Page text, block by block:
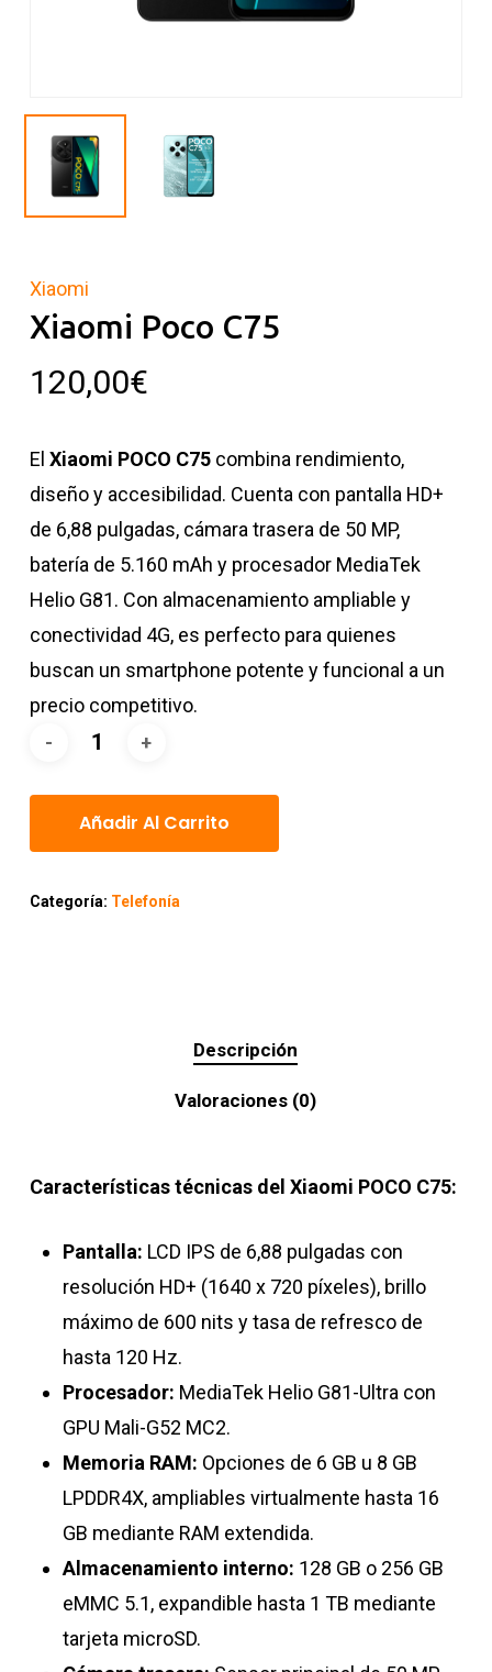
Xiaomi
Xiaomi Poco C75
120,00€
El Xiaomi POCO C75combina rendimiento,
diseño y accesibilidad. Cuenta con pantalla HD+
de 6,88 pulgadas, cámara trasera de 50 MP,
batería de 5.160 mAh y procesador MediaTek
Helio G81. Con almacenamiento ampliable y
conectividad 4G, es perfecto para quienes
buscan un smartphone potente y funcional a un
precio competitivo.
Añadir Al Carrito
Categoría: Telefonía
Descripción
Valoraciones (0)
Características técnicas del Xiaomi POCO C75:
Pantalla: LCD IPS de 6,88 pulgadas con
resolución HD+ (1640 x 720 píxeles), brillo
máximo de 600 nits y tasa de refresco de
hasta 120 Hz.
Procesador: MediaTek Helio G81-Ultra con
GPU Mali-G52 MC2.
Memoria RAM: Opciones de 6 GB u 8 GB
LPDDR4X, ampliables virtualmente hasta 16
GB mediante RAM extendida.
Almacenamiento interno: 128 GB o 256 GB
eMMC 5.1, expandible hasta 1 TB mediante
tarjeta microSD.